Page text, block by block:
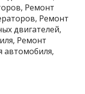
Ремонт
Ремонт
двигателей,
Ремонт
автомобиля,